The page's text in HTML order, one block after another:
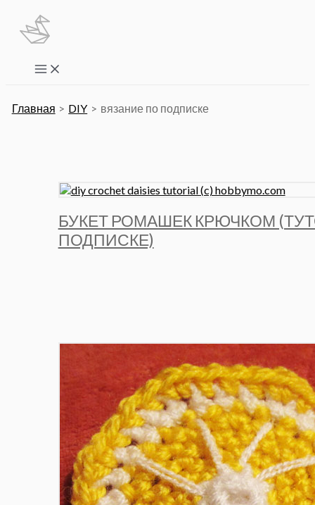
Перейти
содержимому
Main
Menu
Главная DIY вязание по подписке
БУКЕТ РОМАШЕК КРЮЧКОМ
ПОДПИСКЕ)